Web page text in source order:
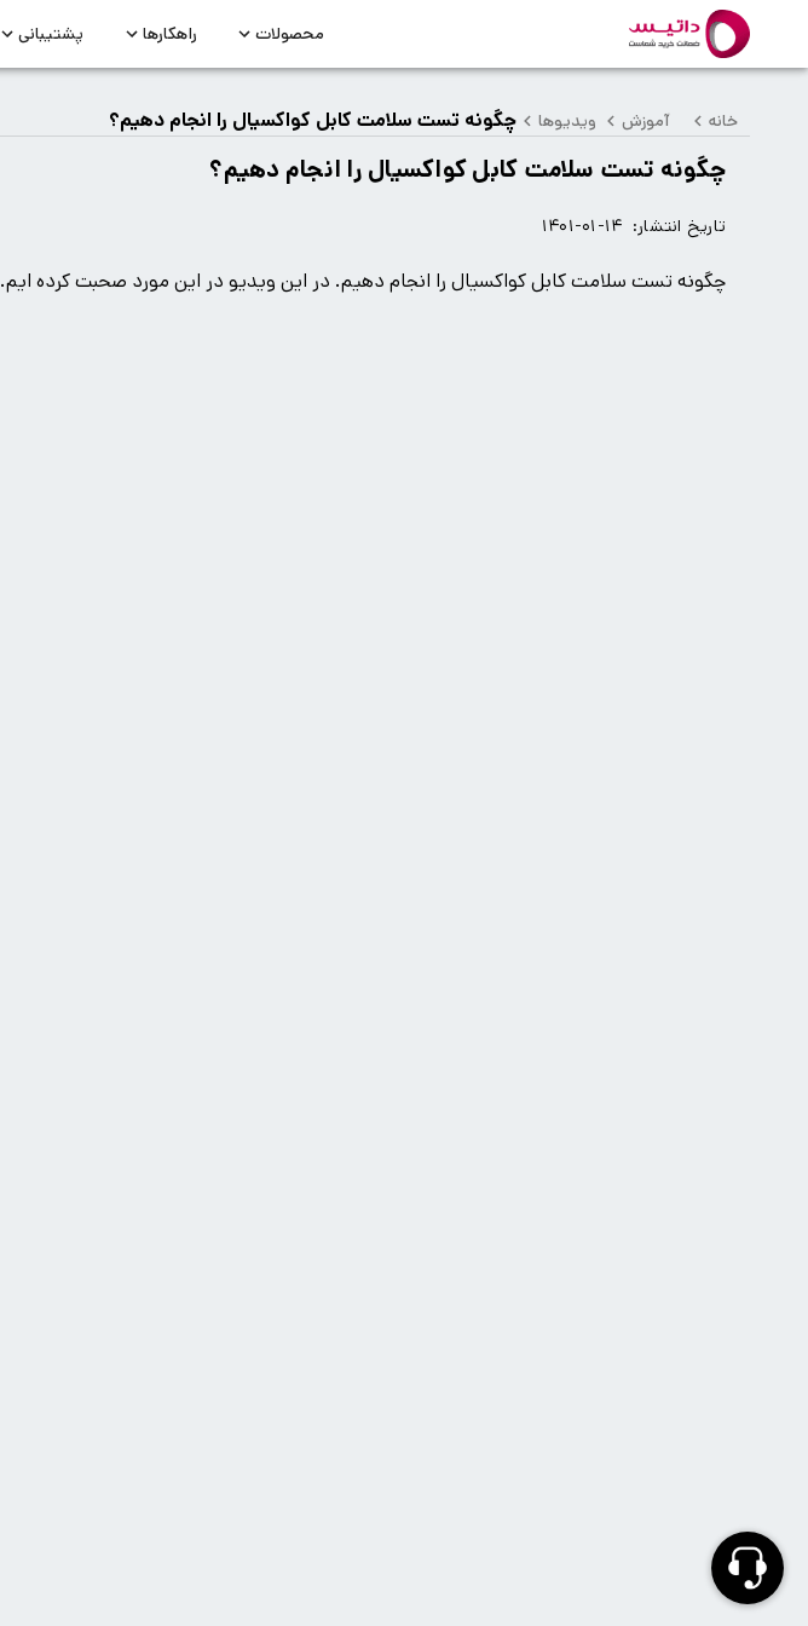
محصولات راهکارها پشتیبانی
خانه آموزش ویدیوها چگونه تست سلامت کابل کواکسیال را انجام دهیم؟
چگونه تست سلامت کابل کواکسیال را انجام دهیم؟
تاریخ انتشار: ۱۴۰۱-۰۱-۱۴
چگونه تست سلامت کابل کواکسیال را انجام دهیم. در این ویدیو در این مورد صحبت کرده ایم.